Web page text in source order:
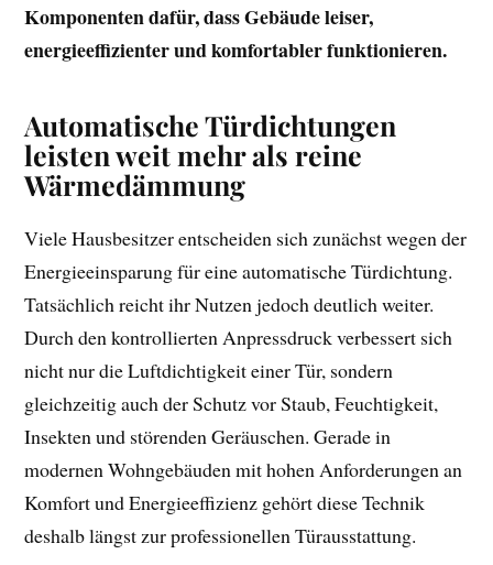
Komponenten dafür, dass Gebäude leiser,
energieeffizienter und komfortabler funktionieren.
Automatische Türdichtungen
leisten weit mehr als reine
Wärmedämmung
Viele Hausbesitzer entscheiden sich zunächst wegen der
Energieeinsparung für eine automatische Türdichtung.
Tatsächlich reicht ihr Nutzen jedoch deutlich weiter.
Durch den kontrollierten Anpressdruck verbessert sich
nicht nur die Luftdichtigkeit einer Tür, sondern
gleichzeitig auch der Schutz vor Staub, Feuchtigkeit,
Insekten und störenden Geräuschen. Gerade in
modernen Wohngebäuden mit hohen Anforderungen an
Komfort und Energieeffizienz gehört diese Technik
deshalb längst zur professionellen Türausstattung.